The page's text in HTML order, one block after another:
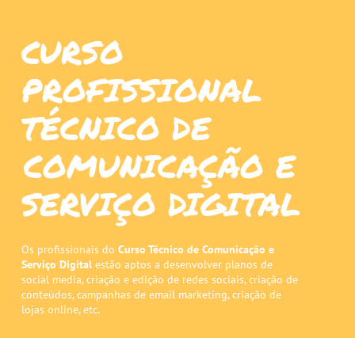
CURSO
PROFISSIONAL
TÉCNICO DE
COMUNICAÇÃO E
SERVIÇO DIGITAL
Os profissionais do Curso Técnico de Comunicação e
Serviço Digitalestão aptos a desenvolver planos de
social media, criação e edição de redes sociais, criação de
conteúdos, campanhas de email marketing, criação de
lojas online, etc.